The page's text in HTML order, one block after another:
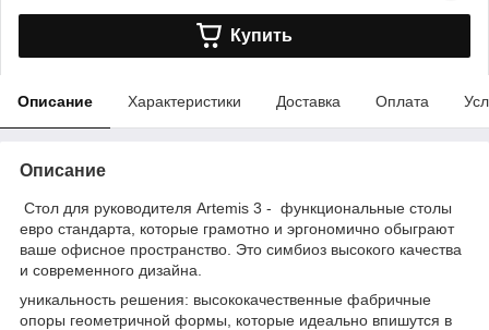
Купить
Описание Характеристики Доставка Оплата
Описание
Стол для руководителя Artemis 3 - функциональные столы
евро стандарта, которые грамотно и эргономично обыграют
ваше офисное пространство. Это симбиоз высокого качества
и современного дизайна.
уникальность решения: высококачественные фабричные
опоры геометричной формы, которые идеально впишутся в